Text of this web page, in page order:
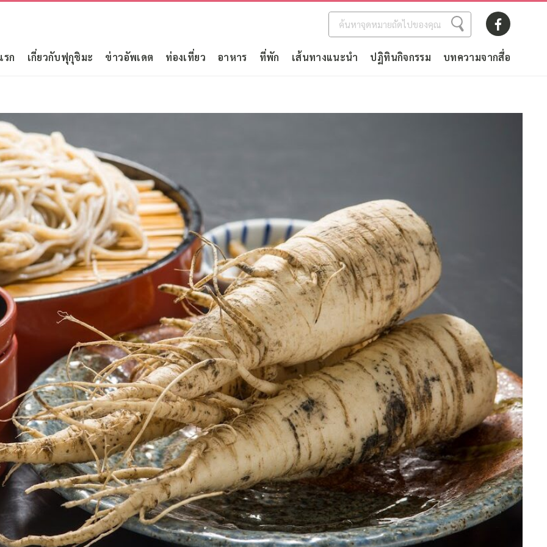
ก เกี่ยวกับฟุกุชิมะ ข่าวอัพเดต ท่องเที่ยว อาหาร ที่พัก เส้นทางแนะนำ ปฏิทินกิจกรรม บทความจากสื่อ